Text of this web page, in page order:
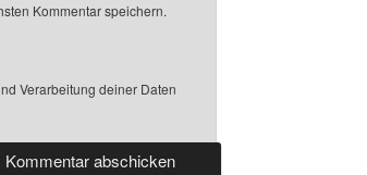
Kommentar speichern.
Verarbeitung deiner Daten